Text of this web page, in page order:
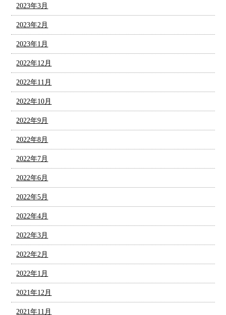
2023年3月
2023年2月
2023年1月
2022年12月
2022年11月
2022年10月
2022年9月
2022年8月
2022年7月
2022年6月
2022年5月
2022年4月
2022年3月
2022年2月
2022年1月
2021年12月
2021年11月